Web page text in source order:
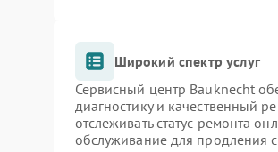
Широкий спектр услуг
Сервисный центр Bauknecht
диагностику и качественный
отслеживать статус ремонта
обслуживание для продления